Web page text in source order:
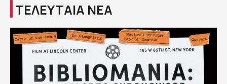
ΤΕΛΕΥΤΑΙΑ ΝΕΑ